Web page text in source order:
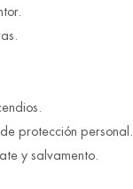
protección personal.
y salvamento.